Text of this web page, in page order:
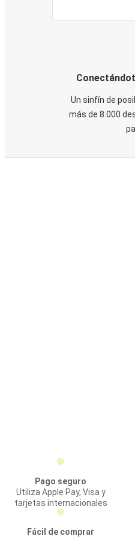
Un sinfín de
más de 8.000
Pago seguro
Utiliza Apple Pay, Visa y
tarjetas internacionales
Fácil de comprar